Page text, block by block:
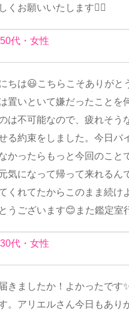
くお願いいたします🙇‍♀️
50代・女性
ちは😃こちらこそありがと
置いといて嫌だったことを
は不可能なので、疲れそう
る約束をしました。今日
かったらもっと今回のこと
気になって帰って来れるん
くれてたからこのまま続け
うございます😊また鑑定室
30代・女性
きましたか！よかったです
。アリエルさん今日もあり